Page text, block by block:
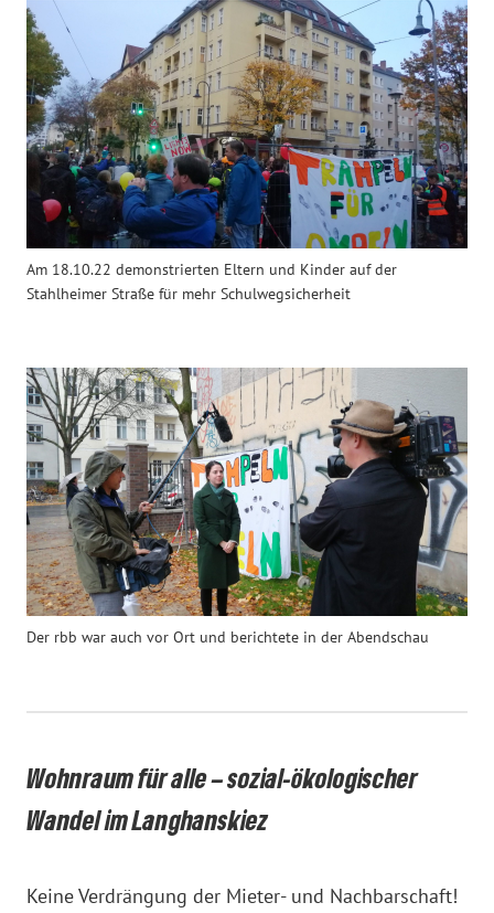
Am 18.10.22 demonstrierten Eltern und Kinder auf der
Stahlheimer Straße für mehr Schulwegsicherheit
Der rbb war auch vor Ort und berichtete in der Abendschau
Wohnraum für alle – sozial-ökologischer
Wandel im Langhanskiez
Keine Verdrängung der Mieter- und Nachbarschaft!